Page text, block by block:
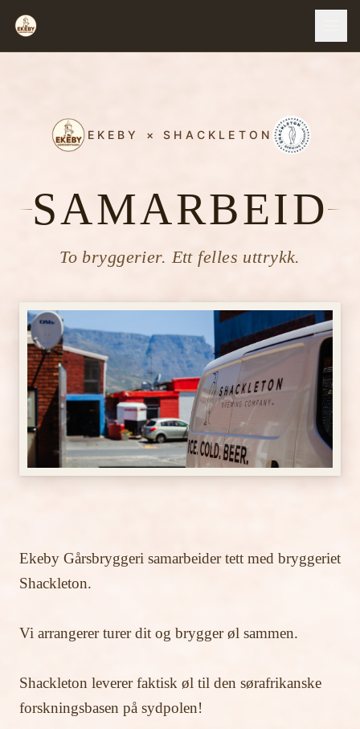
EKEBY × SHACKLETON
SAMARBEID
To bryggerier. Ett felles uttrykk.
Ekeby Gårsbryggeri samarbeider tett med bryggeriet
Shackleton.
Vi arrangerer turer dit og brygger øl sammen.
Shackleton leverer faktisk øl til den sørafrikanske
forskningsbasen på sydpolen!